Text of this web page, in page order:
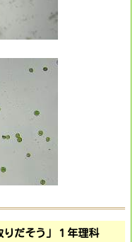
だそう」１年理科